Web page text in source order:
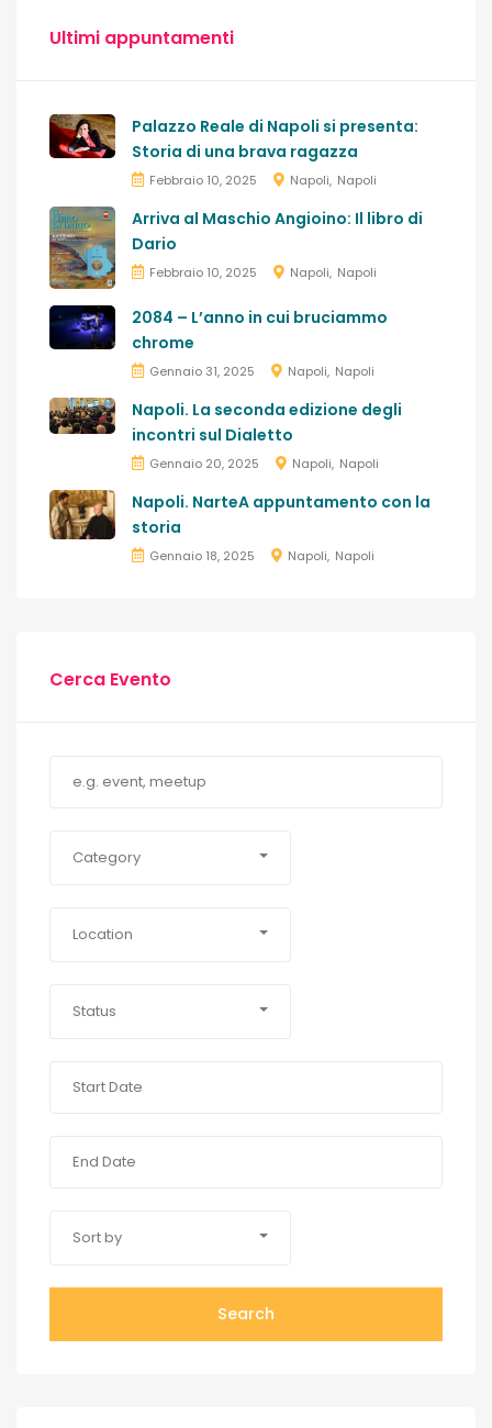
Ultimi appuntamenti
Palazzo Reale di Napoli si presenta:
Storia di una brava ragazza
Febbraio 10, 2025 Napoli Napoli
Arriva al Maschio Angioino: Il libro di
Dario
Febbraio 10, 2025 Napoli Napoli
2084 – L’anno in cui bruciammo
chrome
Gennaio 31, 2025 Napoli Napoli
Napoli. La seconda edizione degli
incontri sul Dialetto
Gennaio 20, 2025 Napoli Napoli
Napoli. NarteA appuntamento con la
storia
Gennaio 18, 2025 Napoli Napoli
Cerca Evento
Category
Location
Status
Sort by
Search